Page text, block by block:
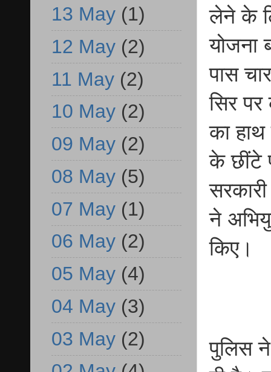
लेने के
योजना
पास
सिर
का
के छींटे
ने
किए।
पुलिस
13 May (1)
12 May (2)
11 May (2)
10 May (2)
09 May (2)
08 May (5)
07 May (1)
06 May (2)
05 May (4)
04 May (3)
03 May (2)